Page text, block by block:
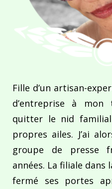
Fille d’un artisan-
d’entreprise à mon
quitter le nid
propres ailes. J’ai
groupe de presse
années. La filiale dans
fermé ses portes